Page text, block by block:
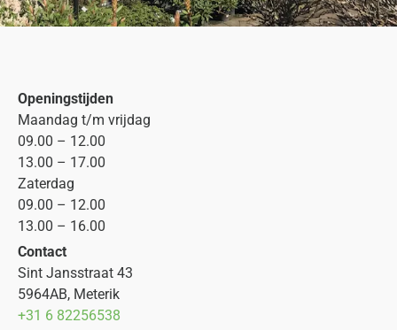
Openingstijden
Maandag t/m vrijdag
09.00 – 12.00
13.00 – 17.00
Zaterdag
09.00 – 12.00
13.00 – 16.00
Contact
Sint Jansstraat 43
5964AB, Meterik
+31 6 82256538